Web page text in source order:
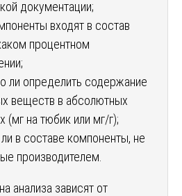
документации;
входят в состав
процентном
ли определить содержание
веществ в абсолютных
(мг на тюбик или мг/г);
в составе компоненты, не
производителем.
анализа зависят от